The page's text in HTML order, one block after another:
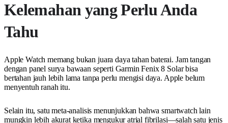
Kelemahan yang Perlu Anda
Tahu
Apple Watch memang bukan juara daya tahan baterai. Jam tangan
dengan panel surya bawaan seperti Garmin Fenix 8 Solar bisa
bertahan jauh lebih lama tanpa perlu mengisi daya. Apple belum
menyentuh ranah itu.
Selain itu, satu meta-analisis menunjukkan bahwa smartwatch lain
mungkin lebih akurat ketika mengukur atrial fibrilasi—salah satu jenis